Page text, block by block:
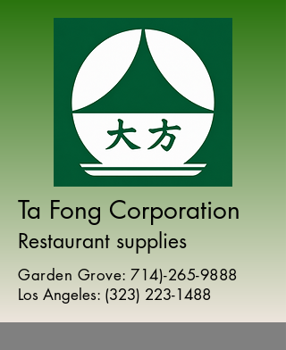
Ta Fong Corporation
Restaurant supplies
Garden Grove:714)-265-9888
Los Angeles: (323) 223-1488